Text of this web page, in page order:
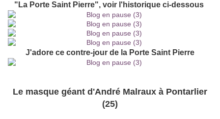
"La Porte Saint Pierre", voir l'historique ci-dessous
J'adore ce contre-jour de la Porte Saint Pierre
Le masque géant d'André Malraux à Pontarlier
(25)